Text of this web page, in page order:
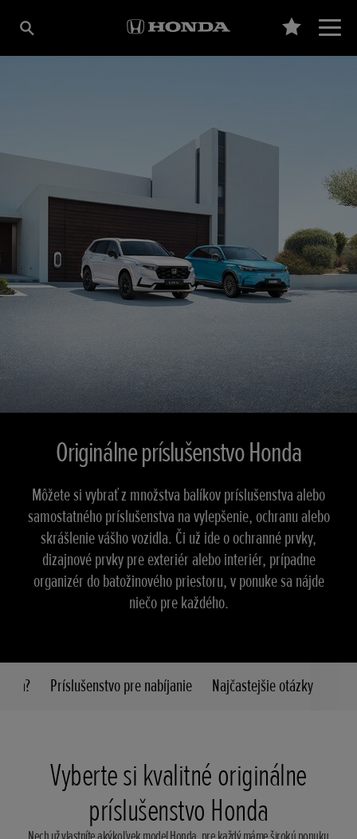
Originálne príslušenstvo Honda
Môžete si vybrať z množstva balíkov príslušenstva alebo
samostatného príslušenstva na vylepšenie, ochranu alebo
skrášlenie vášho vozidla. Či už ide o ochranné prvky,
dizajnové prvky pre exteriér alebo interiér, prípadne
organizér do batožinového priestoru, v ponuke sa nájde
niečo pre každého.
Príslušenstvo pre nabíjanie Najčastejšie otázky
Vyberte si kvalitné originálne
príslušenstvo Honda